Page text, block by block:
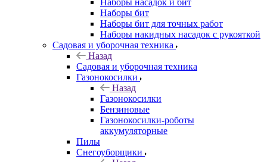
Наборы насадок и бит
Наборы бит
Наборы бит для точных работ
Наборы накидных насадок с рукояткой
Садовая и уборочная техника
Назад
Садовая и уборочная техника
Газонокосилки
Назад
Газонокосилки
Бензиновые
Газонокосилки-роботы
аккумуляторные
Пилы
Снегоуборщики